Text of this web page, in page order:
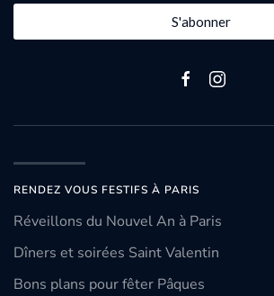
S'abonner
RENDEZ VOUS FESTIFS À PARIS
Réveillons du Nouvel An à Paris
Dîners et soirées Saint Valentin
Bons plans pour fêter Pâques